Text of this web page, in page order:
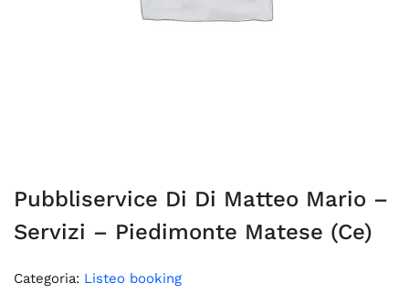
Pubbliservice Di Di Matteo Mario –
Servizi – Piedimonte Matese (Ce)
Categoria: Listeo booking